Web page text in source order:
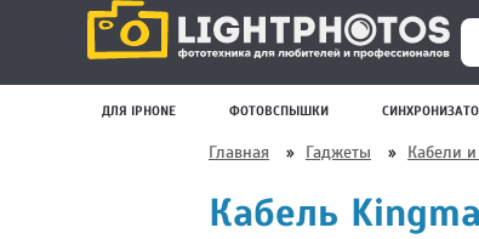
ДЛЯ IPHONE ФОТОВСПЫШКИ
Главная » Гаджеты » Кабели
Кабель